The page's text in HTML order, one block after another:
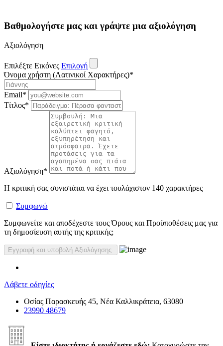
Βαθμολογήστε μας και γράψτε μια αξιολόγηση
Αξιολόγηση
Επιλέξτε Εικόνες Επιλογή
Όνομα χρήστη (Λατινικοί Χαρακτήρες)*
Email*
Τίτλος*
Αξιολόγηση*
Η κριτική σας συνιστάται να έχει τουλάχιστον 140 χαρακτήρες
Συμφωνώ
Συμφωνείτε και αποδέχεστε τους Όρους και Προϋποθέσεις μας για
τη δημοσίευση αυτής της κριτικής;
Λάβετε οδηγίες
Οσίας Παρασκευής 45, Νέα Καλλικράτεια, 63080
23990 48679